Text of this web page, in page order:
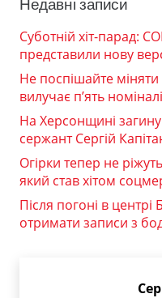
Недавні записи
Суботній хіт-парад:
представили нову
Не поспішайте
вилучає п’ять
На Херсонщині
сержант Сергій
Огірки тепер не
який став хітом
Після погоні в
отримати записи з